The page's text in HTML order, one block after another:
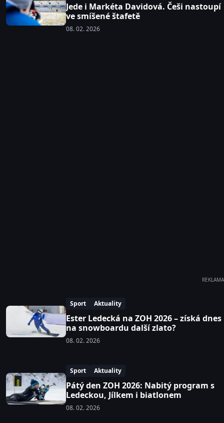
Jede i Markéta Davidová. Češi nastoupí
ve smíšené štafetě
08. 02. 2026
REKLAMA
Sport Aktuality
Ester Ledecká na ZOH 2026 – získá dnes
na snowboardu další zlato?
08. 02. 2026
Sport Aktuality
Pátý den ZOH 2026: Nabitý program s
Ledeckou, Jílkem i biatlonem
08. 02. 2026